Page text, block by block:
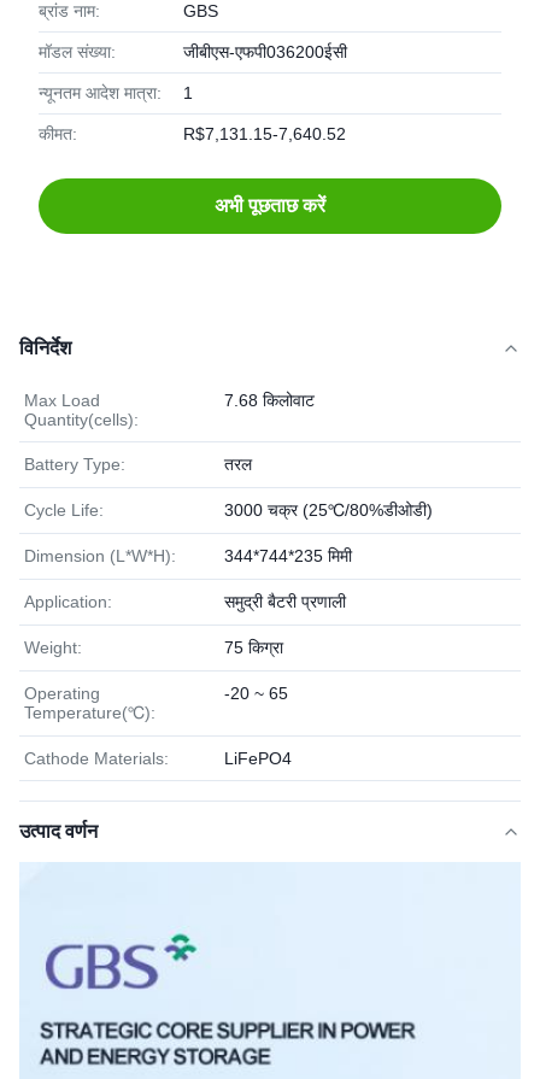
ब्रांड नाम: GBS
मॉडल संख्या: जीबीएस-एफपी036200ईसी
न्यूनतम आदेश मात्रा: 1
कीमत: R$7,131.15-7,640.52
अभी पूछताछ करें
विनिर्देश
Max Load
Quantity(cells):
7.68 किलोवाट
Battery Type: तरल
Cycle Life: 3000 चक्र (25℃/80%डीओडी)
Dimension (L*W*H): 344*744*235 मिमी
Application: समुद्री बैटरी प्रणाली
Weight: 75 किग्रा
Operating
Temperature(℃):
-20 ~ 65
Cathode Materials: LiFePO4
उत्पाद वर्णन